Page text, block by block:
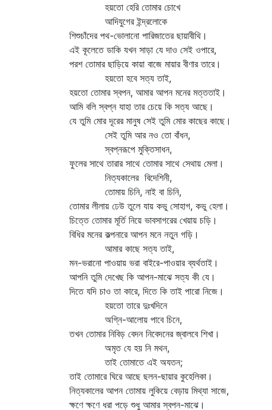
হয়তো হেরি তোমার চোখে
আদিযুগের ইন্দ্রলোকে
শিশুচাঁদের পথ-ভোলানো পারিজাতের ছায়াবীথি।
এই কূলেতে ডাকি যখন সাড়া যে দাও সেই ওপারে,
পরশ তোমার ছাড়িয়ে কায়া বাজে মায়ার বীণার তারে।
হয়তো হবে সত্য তাই,
হয়তো তোমার স্বপন, আমার আপন মনের মত্ততাই।
আমি বলি স্বপ্ন যাহা তার চেয়ে কি সত্য আছে।
যে তুমি মোর দূরের মানুষ সেই তুমি মোর কাছের কাছে।
সেই তুমি আর নও তো বাঁধন,
স্বপ্নরূপে মুক্তিসাধন,
ফুলের সাথে তারার সাথে তোমার সাথে সেথায় মেলা।
নিত্যকালের বিদেশিনী,
তোমায় চিনি, নাই বা চিনি,
তোমার লীলায় ঢেউ তুলে যায় কভু সোহাগ, কভু হেলা।
চিত্তে তোমার মূর্তি নিয়ে ভাবসাগরের খেয়ায় চড়ি।
বিধির মনের কল্পনারে আপন মনে নতুন গড়ি।
আমার কাছে সত্য তাই,
মন-ভরানো পাওয়ায় ভরা বাইরে-পাওয়ার ব্যর্থতাই।
আপনি তুমি দেখেছ কি আপন-মাঝে সত্য কী যে।
দিতে যদি চাও তা কারে, দিতে কি তাই পারো নিজে।
হয়তো তারে দুঃখদিনে
অগ্নি-আলোয় পাবে চিনে,
তখন তোমার নিবিড় বেদন নিবেদনের জ্বালবে শিখা।
অমৃত যে হয় নি মথন,
তাই তোমাতে এই অযতন;
তাই তোমারে ঘিরে আছে ছলন-ছায়ার কুহেলিকা।
নিত্যকালের আপন তোমায় লুকিয়ে বেড়ায় মিথ্যা সাজে,
ক্ষণে ক্ষণে ধরা পড়ে শুধু আমার স্বপন-মাঝে।